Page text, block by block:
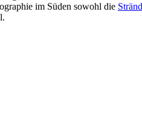
im Süden sowohl die